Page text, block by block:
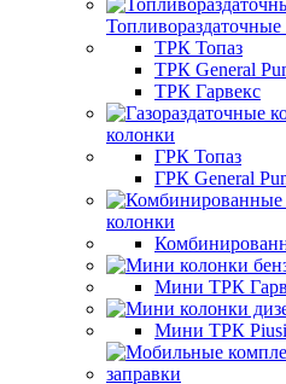
Топливораздаточные
ТРК Топаз
ТРК General
ТРК Гарвекс
колонки
ГРК Топаз
ГРК General
колонки
Мини ТРК
Мини ТРК Piusi